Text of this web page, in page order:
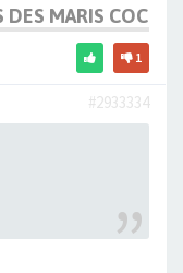
DES MARIS COCUS
1
#2933334